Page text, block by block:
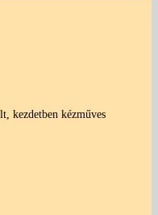
kezdetben kézműves